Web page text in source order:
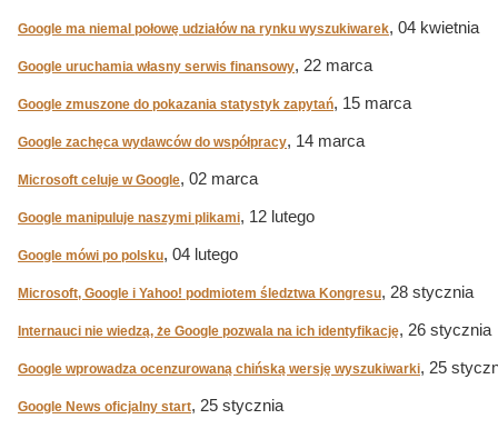
Google ma niemal połowę udziałów na rynku wyszukiwarek, 04 kwietnia
Google uruchamia własny serwis finansowy, 22 marca
Google zmuszone do pokazania statystyk zapytań, 15 marca
Google zachęca wydawców do współpracy, 14 marca
Microsoft celuje w Google, 02 marca
Google manipuluje naszymi plikami, 12 lutego
Google mówi po polsku, 04 lutego
Microsoft, Google i Yahoo! podmiotem śledztwa Kongresu, 28 stycznia
Internauci nie wiedzą, że Google pozwala na ich identyfikację, 26 stycznia
Google wprowadza ocenzurowaną chińską wersję wyszukiwarki, 25
Google News oficjalny start, 25 stycznia